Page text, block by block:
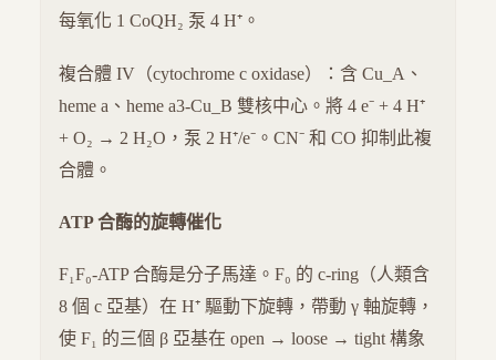
每氧化 1 CoQH₂ 泵 4 H⁺。
複合體 IV（cytochrome c oxidase）：含 Cu_A、
heme a、heme a3-Cu_B 雙核中心。將 4 e⁻ + 4 H⁺
+ O₂ → 2 H₂O，泵 2 H⁺/e⁻。CN⁻ 和 CO 抑制此複
合體。
ATP 合酶的旋轉催化
F₁F₀-ATP 合酶是分子馬達。F₀ 的 c-ring（人類含
8 個 c 亞基）在 H⁺ 驅動下旋轉，帶動 γ 軸旋轉，
使 F₁ 的三個 β 亞基在 open → loose → tight 構象